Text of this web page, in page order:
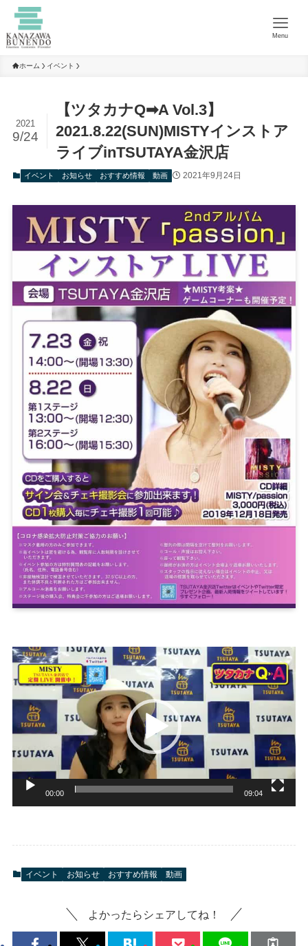
Menu
ホーム イベント
【ツタカナQ➡A Vol.3】
2021.8.22(SUN)MISTYインストア
ライブinTSUTAYA金沢店
2021
9/24
イベント お知らせ おすすめ情報 動画 2021年9月24日
動
プ
ー
ー
00:00 09:04
イベント お知らせ おすすめ情報 動画
よかったらシェアしてね！